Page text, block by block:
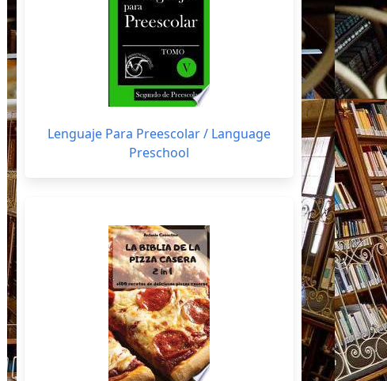
Lenguaje Para Preescolar / Language
Preschool